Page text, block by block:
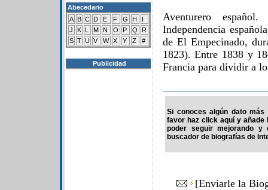
Abecedario
A B C D E F G H
I
J
K L M N O P Q
R
S T U V W X Y Z #
Publicidad
Aventurero
Independencia
de El Empecinado,
1823). Entre 1838 y
Francia para dividir a
Si conoces algún dato
favor haz click aquí y
poder seguir mejorando y
buscador de biografías de
[Enviarle la